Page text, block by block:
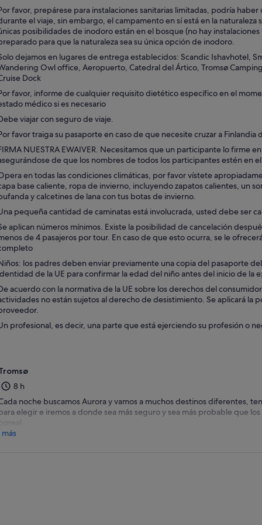
favor, prepárese para instalaciones sanitarias limitadas, podría
el viaje, sin embargo, el campamento en sí está en la naturaleza
posibilidades de inodoro están en el bosque (no hay
para que la naturaleza sea su única opción de inodoro.
dejamos en lugares de entrega establecidos: Scandic Ishavhotel,
Owl office, Aeropuerto, Catedral del Ártico, Tromsø
Dock
favor, informe de cualquier requisito dietético específico en el
médico si es necesario
viajar con seguro de viaje.
favor traiga su pasaporte en caso de que necesite cruzar a Finlandia
NUESTRA EWAIVER. Necesitamos que un participante lo firme
de que los nombres de todos los participantes estén en
en todas las condiciones climáticas, por favor vístete
base caliente, ropa de invierno, incluyendo zapatos calientes, un
y calcetines de lana con tus botas de invierno.
pequeña cantidad de caminatas está involucrada, usted debe ser
aplican números mínimos. Existe la posibilidad de cancelación
de 4 pasajeros por tour. En caso de que esto ocurra, se le
los padres deben enviar previamente una copia del pasaporte
de la UE para confirmar la edad del niño antes del inicio de la
acuerdo con la normativa de la UE sobre los derechos del
no están sujetos al derecho de desistimiento. Se aplicará la
profesional, es decir, una parte que está ejerciendo su profesión o
8 h
noche buscamos Aurora y vamos a muchos destinos diferentes,
elegir e iremos a donde sea más seguro y sea más probable que